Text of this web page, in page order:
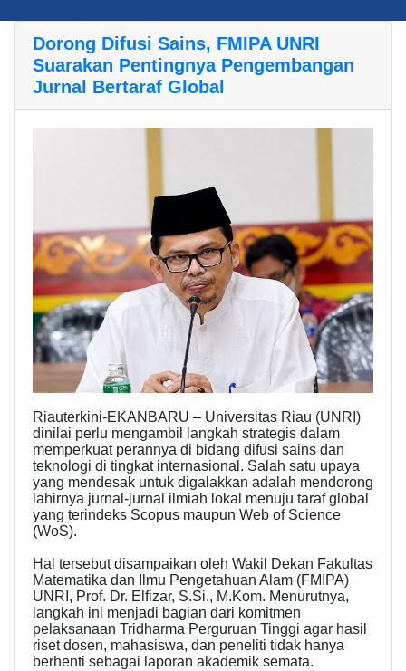
Dorong Difusi Sains, FMIPA UNRI
Suarakan Pentingnya Pengembangan
Jurnal Bertaraf Global
Riauterkini-EKANBARU – Universitas Riau (UNRI)
dinilai perlu mengambil langkah strategis dalam
memperkuat perannya di bidang difusi sains dan
teknologi di tingkat internasional. Salah satu upaya
yang mendesak untuk digalakkan adalah mendorong
lahirnya jurnal-jurnal ilmiah lokal menuju taraf global
yang terindeks Scopus maupun Web of Science
(WoS).
Hal tersebut disampaikan oleh Wakil Dekan Fakultas
Matematika dan Ilmu Pengetahuan Alam (FMIPA)
UNRI, Prof. Dr. Elfizar, S.Si., M.Kom. Menurutnya,
langkah ini menjadi bagian dari komitmen
pelaksanaan Tridharma Perguruan Tinggi agar hasil
riset dosen, mahasiswa, dan peneliti tidak hanya
berhenti sebagai laporan akademik semata.